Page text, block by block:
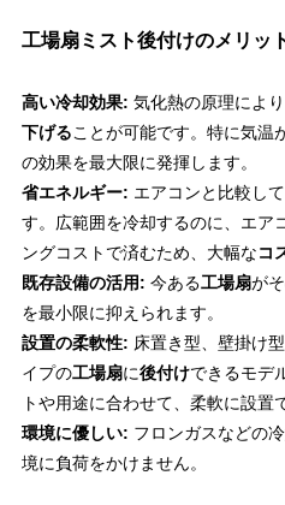
工場扇ミスト後付けのメリッ
高い冷却効果: 気化熱の原理により
下げることが可能です。特に気温
の効果を最大限に発揮します。
省エネルギー: エアコンと比較し
す。広範囲を冷却するのに、エア
ングコストで済むため、大幅なコ
既存設備の活用: 今ある工場扇が
を最小限に抑えられます。
設置の柔軟性: 床置き型、壁掛け
イプの工場扇に後付けできるモデ
トや用途に合わせて、柔軟に設置
環境に優しい: フロンガスなどの
境に負荷をかけません。